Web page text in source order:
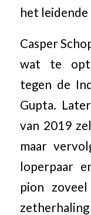
het
Casper
wat te
tegen de
Gupta.
van 2019
maar
loperpaar
pion